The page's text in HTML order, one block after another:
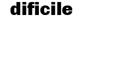
dificile